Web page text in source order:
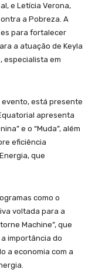
e Letícia Verona,
a Pobreza. A
para fortalecer
a atuação de Keyla
especialista em
está presente
apresenta
e o “Muda”, além
eficiência
que
como o
voltada para a
Machine”, que
importância do
a economia com a